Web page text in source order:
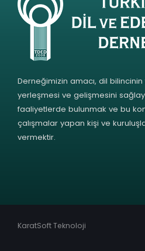
Derneğimizin amacı, dil
yerleşmesi ve gelişmesini
faaliyetlerde bulunmak ve bu
çalışmalar yapan kişi ve
vermektir.
KaratSoft Teknoloji